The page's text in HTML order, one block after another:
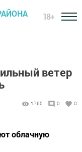
18+
ветер
1765 0 0
облачную